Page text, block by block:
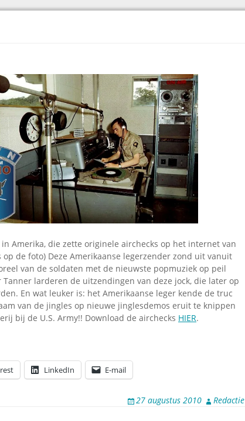
De Tourflitsjingle –
De Tourtune
Ferry Maat 65
Ferry Maat interview
Jingle Awards
Jingle NIEUW
Omroepbanden
Stoomfluit Klaas
Vaak
Uitvinding
jinglecassette
JAM in pictures
Top Format in
pictures
Dik Voormekaar in
foto’s
Amerika, die zette originele airchecks op het internet van
op de foto) Deze Amerikaanse legerzender zond uit vanuit
van de soldaten met de nieuwste popmuziek op peil
larderen de uitzendingen van deze jock, die later op
En wat leuker is: het Amerikaanse leger kende de truc
van de jingles op nieuwe jinglesdemos eruit te knippen
bij de U.S. Army!! Download de airchecks HIER.
LinkedIn E-mail
27 augustus 2010 Redactie